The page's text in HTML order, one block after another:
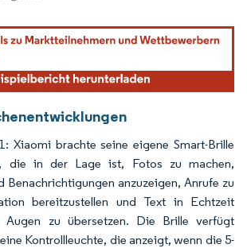
Wiederverwendung erfordert Namensnennung gemäß
Xiaomi brachte seine eigene Smart-Brille
die in der Lage ist, Fotos zu machen,
Benachrichtigungen anzuzeigen, Anrufe zu
bereitzustellen und Text in Echtzeit
zu übersetzen. Die Brille verfügt
Kontrollleuchte, die anzeigt, wenn die 5-